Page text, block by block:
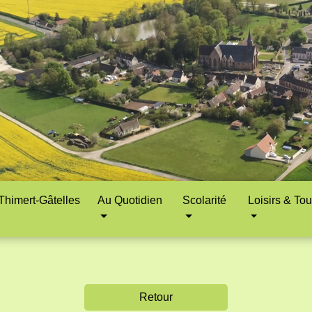
Gâtelles Au Quotidien Scolarité Loisirs &
Retour